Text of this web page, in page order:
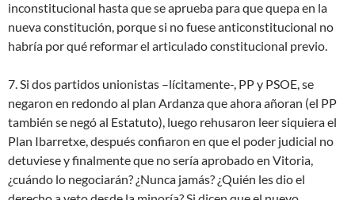
inconstitucional hasta que se aprueba para que quepa en la
nueva constitución, porque si no fuese anticonstitucional no
habría por qué reformar el articulado constitucional previo.
7. Si dos partidos unionistas –lícitamente-, PP y PSOE, se
negaron en redondo al plan Ardanza que ahora añoran (el PP
también se negó al Estatuto), luego rehusaron leer siquiera el
Plan Ibarretxe, después confiaron en que el poder judicial no
detuviese y finalmente que no sería aprobado en Vitoria,
¿cuándo lo negociarán? ¿Nunca jamás? ¿Quién les dio el